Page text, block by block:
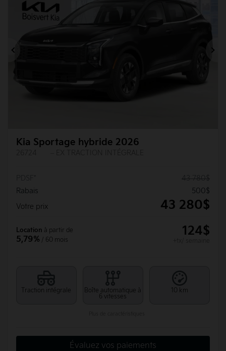
Kia Sportage hybride 2026
Rabais
500$
Votre prix
43 280$
Location à partir de
5,79% / 60 mois
124$
Traction intégrale
Boîte automatique à
6 vitesses
10 km
Évaluez vos paiements